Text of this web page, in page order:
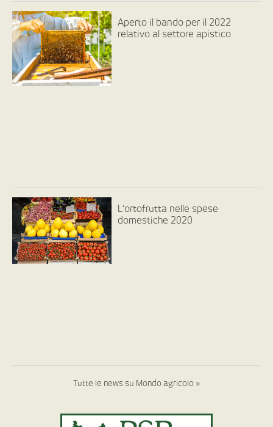
Aperto il bando per il 2022
relativo al settore apistico
L’ortofrutta nelle spese
domestiche 2020
Tutte le news su Mondo agricolo »